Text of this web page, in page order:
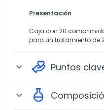
Presentación
Caja con 20
para un tratamiento de
expand_more Puntos
expand_more